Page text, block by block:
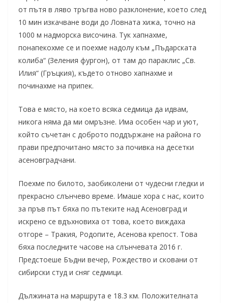
от пътя в ляво тръгва ново разклонение, което след
10 мин изкачване води до Ловната хижа, точно на
1000 м надморска височина. Тук хапнахме,
понапекохме се и поехме надолу към „Пъдарската
колиба“ (Зеления фургон), от там до параклис „Св.
Илия“ (Гръцкия), където отново хапнахме и
починахме на припек.
Това е място, на което всяка седмица да идвам,
никога няма да ми омръзне. Има особен чар и уют,
който съчетан с доброто поддържане на района го
прави предпочитано място за почивка на десетки
асеновградчани.
Поехме по билото, заобиколени от чудесни гледки и
прекрасно слънчево време. Имаше хора с нас, които
за пръв път бяха по пътеките над Асеновград и
искрено се вдъхновиха от това, което виждаха
отгоре – Тракия, Родопите, Асенова крепост. Това
бяха последните часове на слънчевата 2016 г.
Предстоеше Бъдни вечер, Рождество и сковани от
сибирски студ и сняг седмици.
Дължината на маршрута е 18.3 км. Положителната